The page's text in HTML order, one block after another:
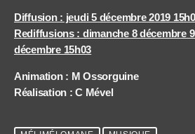
Diffusion : jeudi 5 décembre 2019
Rediffusions : dimanche 8 décembre
décembre 15h03
Animation : M Ossorguine
Réalisation : C Mével